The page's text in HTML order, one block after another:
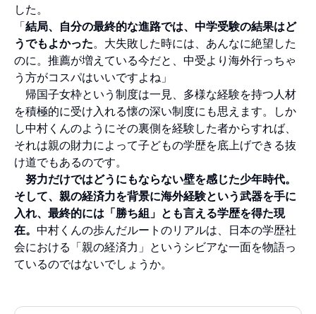
した。
「結局、自分の最終的な進路では、中学受験の結果はど
うでもよかった。大失敗した時には、あんなに絶望した
のに。推薦が増えている今だと、中受より海外行っちゃ
う方がコスパはいいですよね」
帰国子女枠という制度は一見、多様な経験を持つ人材
を積極的に受け入れる懐の深い制度にも思えます。しか
し中村くんのようにその裏側を経験した者からすれば、
それは親の財力によって子どもの学歴を底上げできる抜
け道でもあるのです。
努力だけではどうにもならない壁を感じた少年時代。
そして、親の経済力を背景に海外経験という武器を手に
入れ、最終的には「勝ち組」とも言える学歴を得た現
在。 中村くんの歩んだルートのリアルは、日本の学歴社
会における「親の経済力」というシビアな一面を物語っ
ているのではないでしょうか。